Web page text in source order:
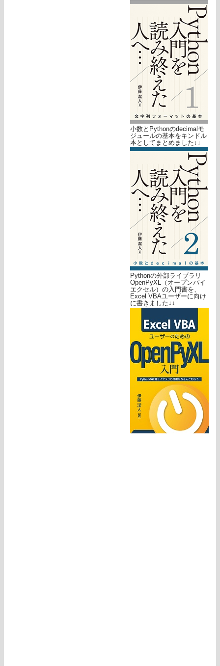
小数とPythonのdecimalモ
ジュールの基本をキンドル
本としてまとめました↓↓
Pythonの外部ライブラリ
OpenPyXL（オープンパイ
エクセル）の入門書を、
Excel VBAユーザーに向け
に書きました↓↓